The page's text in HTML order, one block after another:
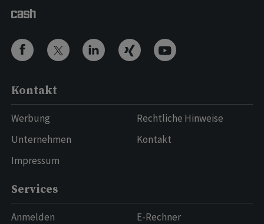
Kontakt
Werbung
Unternehmen
Impressum
Rechtliche Hinweise
Kontakt
Services
Anmelden
E-Rechner